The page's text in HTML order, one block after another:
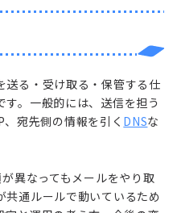
送る・受け取る・保管する仕
。一般的には、送信を担う
、宛先側の情報を引く DNSな
異なってもメールをやり取
共通ルールで動いているため